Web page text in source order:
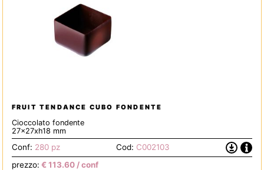
FRUIT TENDANCE CUBO FONDENTE
Cioccolato fondente
27x27xh18 mm
Conf: 280 pz Cod: C002103
Scarica
la
prezzo: €113.60/ conf